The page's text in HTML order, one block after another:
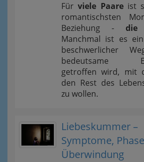
Fürviele Paareist
romantischsten
Beziehung - die
Manchmal ist es
beschwerlicher
bedeutsame
getroffen wird, mit
den Rest des
zu wollen.
Liebeskummer –
Symptome,
Überwindung